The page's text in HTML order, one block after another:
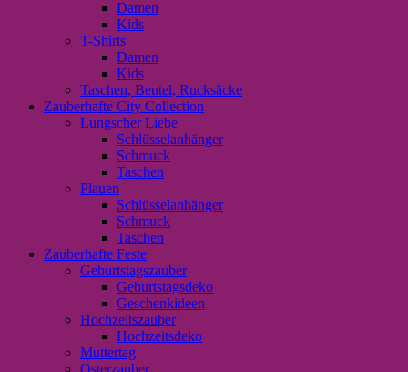
Damen
Kids
T-Shirts
Damen
Kids
Taschen, Beutel, Rucksäcke
Zauberhafte City Collection
Lungscher Liebe
Schlüsselanhänger
Schmuck
Taschen
Plauen
Schlüsselanhänger
Schmuck
Taschen
Zauberhafte Feste
Geburtstagszauber
Geburtstagsdeko
Geschenkideen
Hochzeitszauber
Hochzeitsdeko
Muttertag
Osterzauber